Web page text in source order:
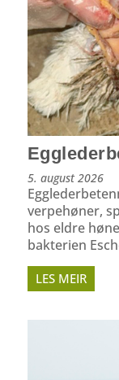
5. august 2026
verpehøner,
hos eldre
bakterien
LES MEIR